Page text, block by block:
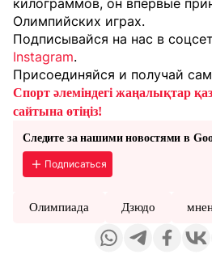
килограммов, он впервые
Олимпийских играх.
Подписывайся на нас в
Instagram.
Присоединяйся и получай
Спорт әлеміндегі жаңалықтар
сайтына өтіңіз!
Следите за нашими новостями в
Подписаться
Олимпиада Дзюдо